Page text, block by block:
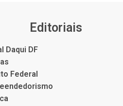
Editoriais
Daqui DF
Federal